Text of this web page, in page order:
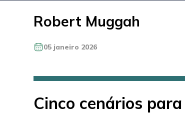
Robert Muggah
05 janeiro 2026
Cinco cenários